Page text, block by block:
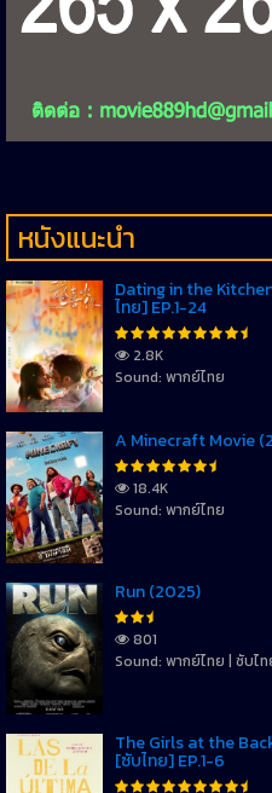
หนังแนะนำ
Dating in the
ไทย] EP.1-24
2.8K
Sound: พากย์ไทย
A Minecraft Movie
18.4K
Sound: พากย์ไทย
Run (2025)
801
Sound: พากย์ไทย | ซับไท
The Girls at the
[ซับไทย] EP.1-6